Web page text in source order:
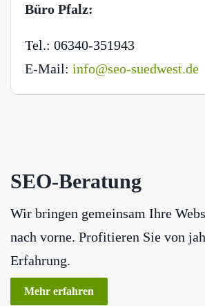
Büro Pfalz:
Tel.: 06340-351943
E-Mail: info@seo-suedwest.de
SEO-Beratung
Wir bringen gemeinsam Ihre
nach vorne. Profitieren Sie von
Erfahrung.
Mehr erfahren